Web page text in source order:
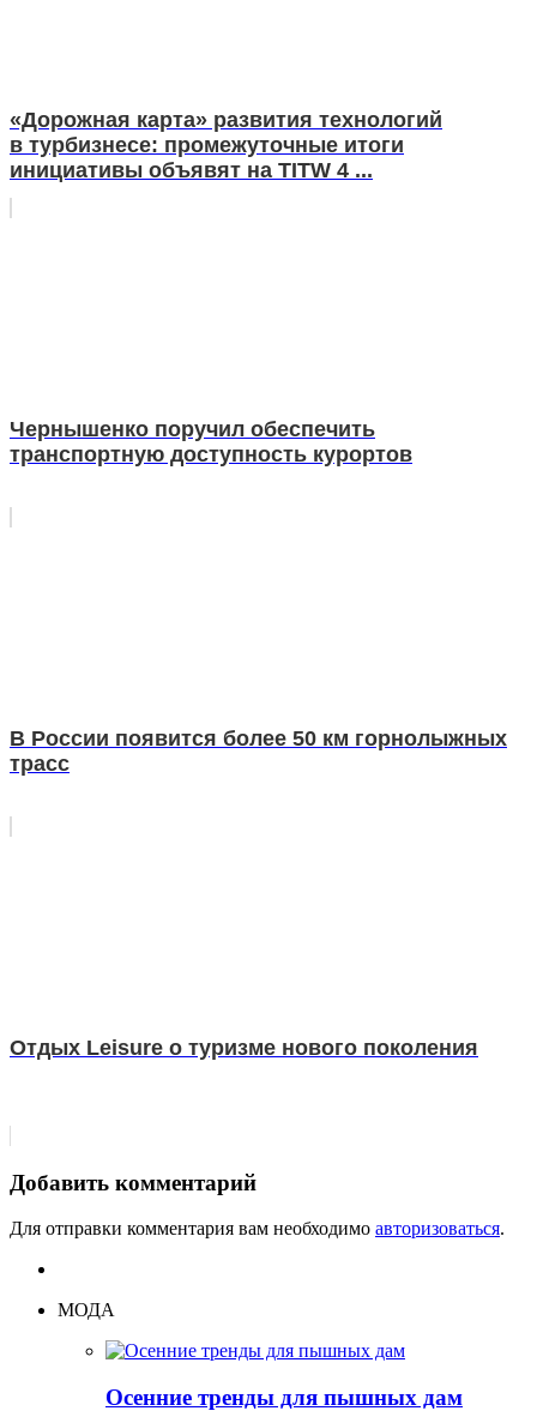
«Дорожная карта» развития технологий
в турбизнесе: промежуточные итоги
инициативы объявят на TITW 4 ...
Чернышенко поручил обеспечить
транспортную доступность курортов
В России появится более 50 км горнолыжных
трасс
Отдых Leisure о туризме нового поколения
Добавить комментарий
Для отправки комментария вам необходимо авторизоваться.
МОДА
Осенние тренды для пышных дам